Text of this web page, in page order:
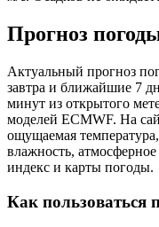
Прогноз
Актуальный прогноз
завтра и ближайшие 7
минут из открытого
моделей ECMWF. На
ощущаемая
влажность,
индекс и карты погоды.
Как пользоваться